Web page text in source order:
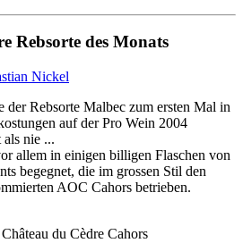
Rebsorte des Monats
Nickel
Rebsorte Malbec zum ersten Mal in
auf der Pro Wein 2004
als nie ...
allem in einigen billigen Flaschen von
begegnet, die im grossen Stil den
AOC Cahors betrieben.